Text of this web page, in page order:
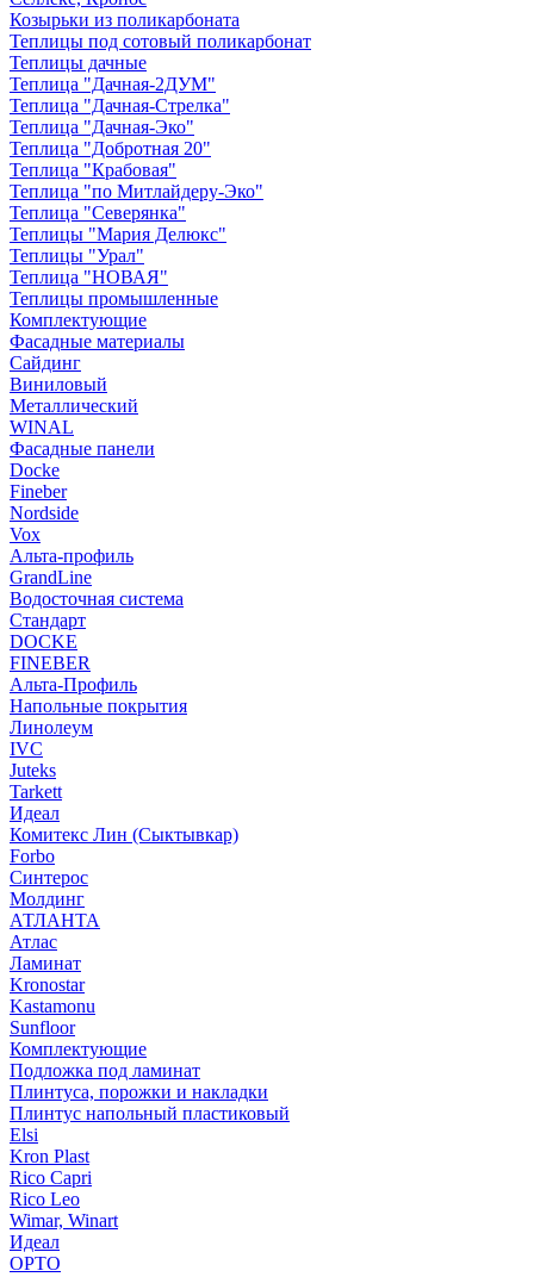
Козырьки из поликарбоната
Теплицы под сотовый поликарбонат
Теплицы дачные
Теплица "Дачная-2ДУМ"
Теплица "Дачная-Стрелка"
Теплица "Дачная-Эко"
Теплица "Добротная 20"
Теплица "Крабовая"
Теплица "по Митлайдеру-Эко"
Теплица "Северянка"
Теплицы "Мария Делюкс"
Теплицы "Урал"
Теплица "НОВАЯ"
Теплицы промышленные
Комплектующие
Фасадные материалы
Сайдинг
Виниловый
Металлический
WINAL
Фасадные панели
Docke
Fineber
Nordside
Vox
Альта-профиль
GrandLine
Водосточная система
Стандарт
DOCKE
FINEBER
Альта-Профиль
Напольные покрытия
Линолеум
IVC
Juteks
Tarkett
Идеал
Комитекс Лин (Сыктывкар)
Forbo
Синтерос
Молдинг
АТЛАНТА
Атлас
Ламинат
Kronostar
Kastamonu
Sunfloor
Комплектующие
Подложка под ламинат
Плинтуса, порожки и накладки
Плинтус напольный пластиковый
Elsi
Kron Plast
Rico Capri
Rico Leo
Wimar, Winart
Идеал
ОРТО